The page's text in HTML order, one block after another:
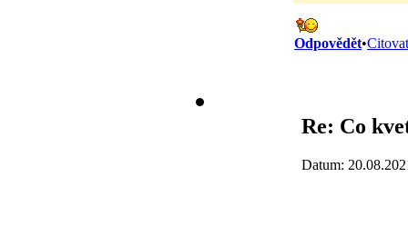
Odpovědět•Citovat
Re: Co
Datum: